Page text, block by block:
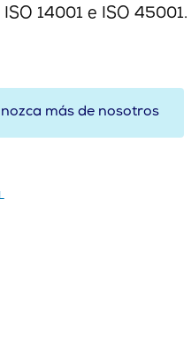
ISO 14001 e ISO 45001.
más de nosotros